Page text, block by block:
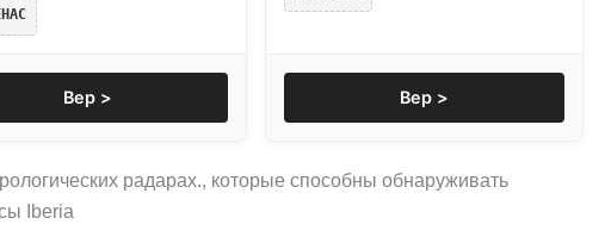
Вер > Вер >
радарах., которые способны обнаруживать
Iberia